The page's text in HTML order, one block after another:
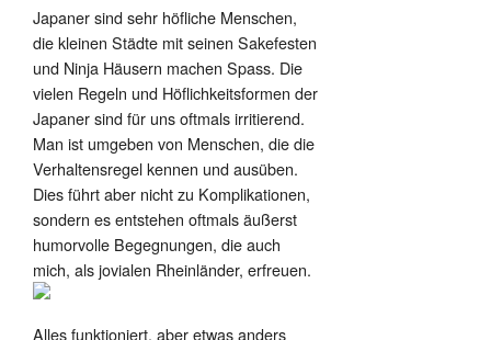
Japaner sind sehr höfliche Menschen,
die kleinen Städte mit seinen Sakefesten
und Ninja Häusern machen Spass. Die
vielen Regeln und Höflichkeitsformen der
Japaner sind für uns oftmals irritierend.
Man ist umgeben von Menschen, die die
Verhaltensregel kennen und ausüben.
Dies führt aber nicht zu Komplikationen,
sondern es entstehen oftmals äußerst
humorvolle Begegnungen, die auch
mich, als jovialen Rheinländer, erfreuen.
Alles funktioniert, aber etwas anders